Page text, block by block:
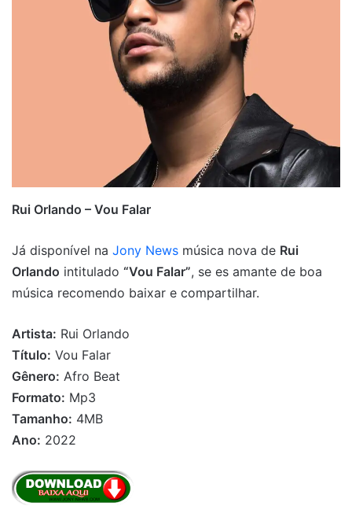
Rui Orlando – Vou Falar
Já disponível na Jony News música nova de Rui
Orlando intitulado “Vou Falar”, se es amante de boa
música recomendo baixar e compartilhar.
Artista: Rui Orlando
Título: Vou Falar
Gênero: Afro Beat
Formato: Mp3
Tamanho: 4MB
Ano: 2022